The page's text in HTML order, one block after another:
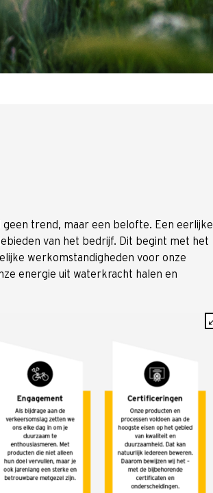
geen trend, maar een belofte. Een eerlijke
van het bedrijf. Dit begint met het
werkomstandigheden voor onze
energie uit waterkracht halen en